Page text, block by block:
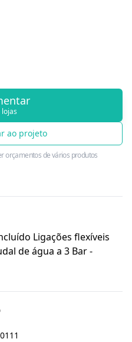
ao projeto
orçamentos de vários produtos
Ligações flexíveis
de água a 3 Bar -